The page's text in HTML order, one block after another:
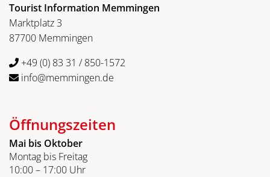
Tourist Information Memmingen
Marktplatz 3
87700 Memmingen
+49 (0) 83 31 / 850-1572
info@memmingen.de
Öffnungszeiten
Mai bis Oktober
Montag bis Freitag
10:00 – 17:00 Uhr